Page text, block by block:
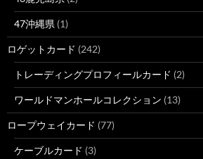
47沖縄県 (1)
ロゲットカード (242)
トレーディングプロフィールカード (2)
ワールドマンホールコレクション (13)
ロープウェイカード (77)
ケーブルカード (3)